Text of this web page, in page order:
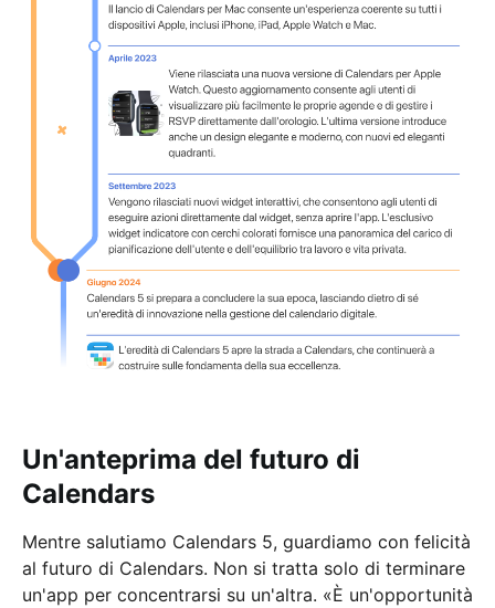
Un'anteprima del futuro di
Calendars
Mentre salutiamo Calendars 5, guardiamo con felicità
al futuro di Calendars. Non si tratta solo di terminare
un'app per concentrarsi su un'altra. «È un'opportunità